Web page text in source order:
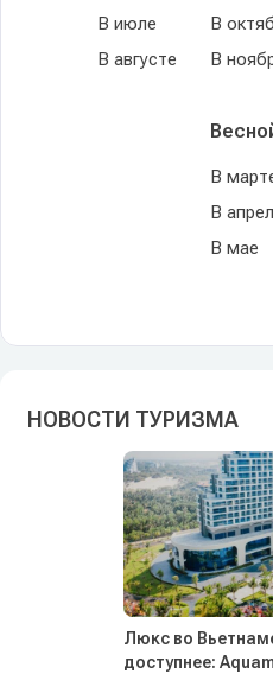
В июле
В августе
В
В
В
В
В мае
НОВОСТИ ТУРИЗМА
Люкс во
доступнее: